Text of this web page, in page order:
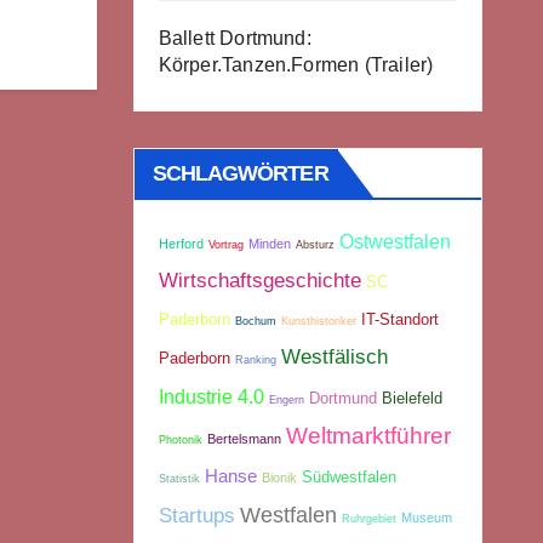
Ballett Dortmund:
Körper.Tanzen.Formen (Trailer)
SCHLAGWÖRTER
Herford Vortrag Minden Absturz Ostwestfalen
Wirtschaftsgeschichte SC
Paderborn Bochum Kunsthistoriker IT-Standort
Paderborn Ranking Westfälisch
Industrie 4.0 Engern Dortmund Bielefeld
Photonik Bertelsmann Weltmarktführer
Statistik Hanse Bionik Südwestfalen
Startups Westfalen Ruhrgebiet Museum